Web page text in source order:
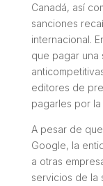
Canadá, así
sanciones
internacional.
que pagar una
editores de
pagarles por
A pesar de
Google, la
a otras
servicios de la